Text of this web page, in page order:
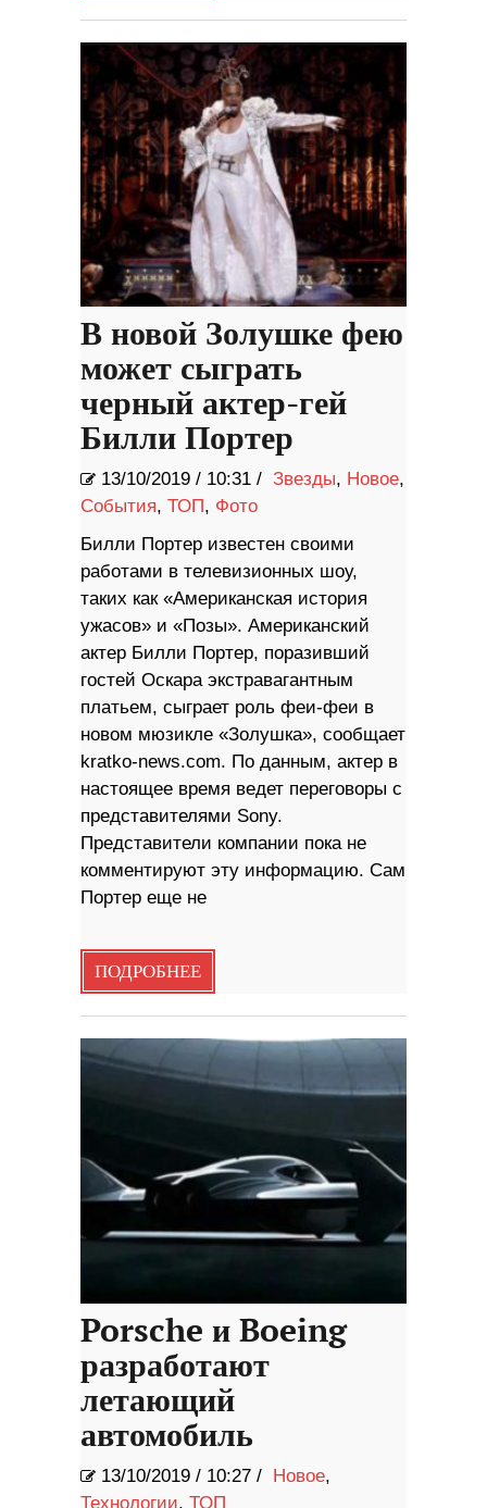
В новой Золушке фею
может сыграть
черный актер-гей
Билли Портер
13/10/2019 / 10:31 / Звезды, Новое,
События, ТОП, Фото
Билли Портер известен своими
работами в телевизионных шоу,
таких как «Американская история
ужасов» и «Позы». Американский
актер Билли Портер, поразивший
гостей Оскара экстравагантным
платьем, сыграет роль феи-феи в
новом мюзикле «Золушка», сообщает
kratko-news.com. По данным, актер в
настоящее время ведет переговоры с
представителями Sony.
Представители компании пока не
комментируют эту информацию. Сам
Портер еще не
ПОДРОБНЕЕ
Porsche и Boeing
разработают
летающий
автомобиль
13/10/2019 / 10:27 / Новое,
Технологии, ТОП